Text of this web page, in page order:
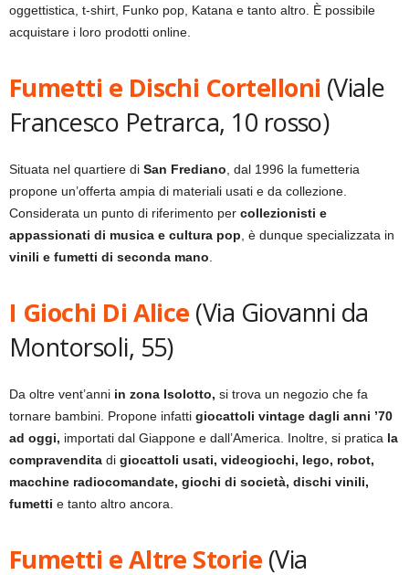
oggettistica, t-shirt, Funko pop, Katana e tanto altro. È possibile
acquistare i loro prodotti online.
Fumetti e Dischi Cortelloni (Viale
Francesco Petrarca, 10 rosso)
Situata nel quartiere di San Frediano, dal 1996 la fumetteria
propone un’offerta ampia di materiali usati e da collezione.
Considerata un punto di riferimento per collezionisti e
appassionati di musica e cultura pop, è dunque specializzata in
vinili e fumetti di seconda mano.
I Giochi Di Alice (Via Giovanni da
Montorsoli, 55)
Da oltre vent’anni in zona Isolotto, si trova un negozio che fa
tornare bambini. Propone infatti giocattoli vintage dagli anni ’70
ad oggi, importati dal Giappone e dall’America. Inoltre, si pratica la
compravendita di giocattoli usati, videogiochi, lego, robot,
macchine radiocomandate, giochi di società, dischi vinili,
fumetti e tanto altro ancora.
Fumetti e Altre Storie (Via